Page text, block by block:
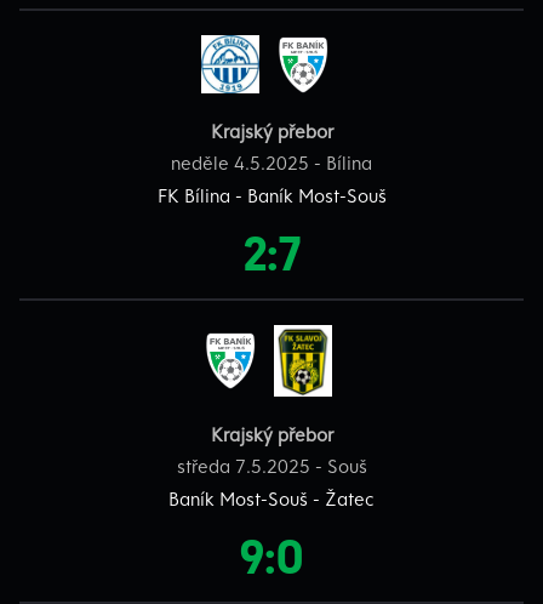
Krajský přebor
neděle 4.5.2025 - Bílina
FK Bílina - Baník Most-Souš
2:7
Krajský přebor
středa 7.5.2025 - Souš
Baník Most-Souš - Žatec
9:0